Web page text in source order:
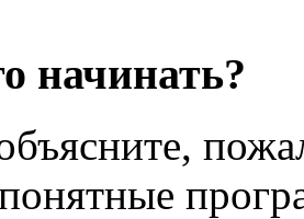
начинать?